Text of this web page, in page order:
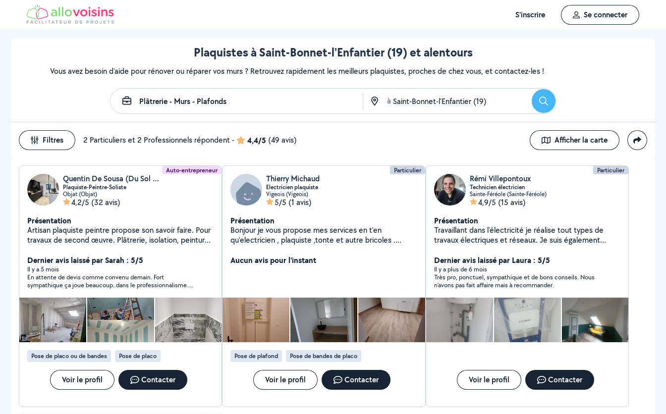
S'inscrire Se connecter
Plaquistes à Saint-Bonnet-l'Enfantier (19) et alentours
Vous avez besoin d'aide pour rénover ou réparer vos murs ? Retrouvez rapidement les meilleurs plaquistes, proches de chez vous, et contactez-les !
à Rechercher
Filtres 2 Particuliers et 2 Professionnels répondent- 4,4/5 (49 avis) Afficher la carte
Auto-entrepreneur
Quentin De Sousa (Du Sol Au Plafond)
Plaquiste-Peintre-Soliste
Objat (Objat)
4,2/5 (32 avis)
Présentation
Artisan plaquiste peintre propose son savoir faire. Pour
travaux de second œuvre. Plâtrerie, isolation, peinture
revêtement muraux, revêtement sol , parquet flottant ,
pvc , raegreage, ponçage parquet massif , création
decoration tête de lit meuble télé.. Etc bois, ferraille
Salle de bain et cuisine clef en main ! Un seul
interlocuteur du faux plafond placo au pose du bac a
douche en passant par le spot led et la petite niche en
faïence . Diplômé d état de 3 diplôme cap peintre cap
plâtrier plaquiste et un BP peinture et décoration
Réactifs , jeunes , dynamique et surtout passionné de
belle choses. Connais son domaine Cordialement Sasu
Du Sol Au Plafond
Dernier avis laissé par Sarah : 5/5
Il y a 5 mois
En attente de devis comme convenu demain. Fort
sympathique ça joue beaucoup..dans le professionnalisme.
Pose de placo ou de bandes Pose de placo
Voir le profil Contacter
Particulier
Thierry Michaud
Electricien plaquiste
Vigeois (Vigeois)
5/5 (1 avis)
Présentation
Bonjour je vous propose mes services en t'en
qu'electricien , plaquiste ,tonte et autre bricoles .
Aucun avis pour l'instant
Pose de plafond Pose de bandes de placo
Voir le profil Contacter
Particulier
Rémi Villepontoux
Technicien électricien
Sainte-Féréole (Sainte-Féréole)
4,9/5 (15 avis)
Présentation
Travaillant dans l'électricité je réalise tout types de
travaux électriques et réseaux. Je suis également
réversible.J'affectionne tout particulièrement les
travaux de peinture ayant réalisé l'intégralité de ma
maison.
Dernier avis laissé par Laura : 5/5
Il y a plus de 6 mois
Très pro, ponctuel, sympathique et de bons conseils. Nous
n’avons pas fait affaire mais à recommander.
Voir le profil Contacter